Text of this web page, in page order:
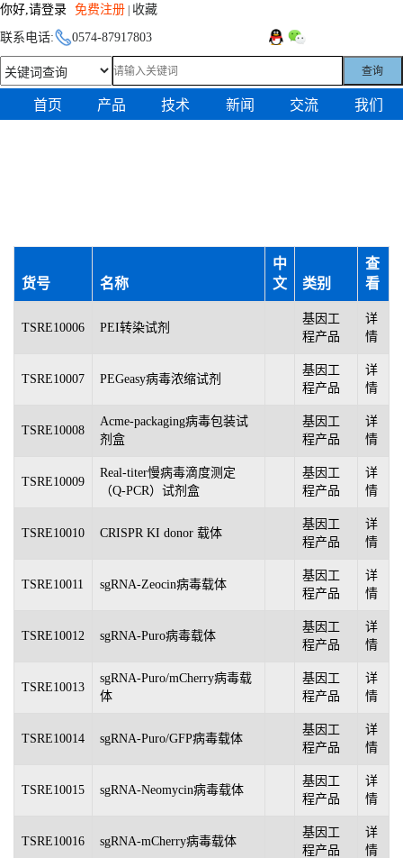
你好,请登录 免费注册 收藏
联系电话: 0574-87917803
查询
首页 产品 技术 新闻 交流 我们
货号 名称
中
文
类别
查
看
TSRE10006 PEI转染试剂
基因工
程产品
详
情
TSRE10007 PEGeasy病毒浓缩试剂
基因工
程产品
详
情
TSRE10008
Acme-packaging病毒包装试
剂盒
基因工
程产品
详
情
TSRE10009
Real-titer慢病毒滴度测定
（Q-PCR）试剂盒
基因工
程产品
详
情
TSRE10010 CRISPR KI donor 载体
基因工
程产品
详
情
TSRE10011 sgRNA-Zeocin病毒载体
基因工
程产品
详
情
TSRE10012 sgRNA-Puro病毒载体
基因工
程产品
详
情
TSRE10013
sgRNA-Puro/mCherry病毒载
体
基因工
程产品
详
情
TSRE10014 sgRNA-Puro/GFP病毒载体
基因工
程产品
详
情
TSRE10015 sgRNA-Neomycin病毒载体
基因工
程产品
详
情
TSRE10016 sgRNA-mCherry病毒载体
基因工
程产品
详
情